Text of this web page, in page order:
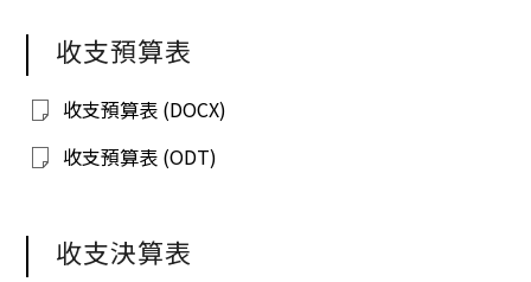
收支預算表
收支預算表 (DOCX)
收支預算表 (ODT)
收支決算表